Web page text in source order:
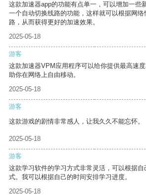
这款加速器app的功能有点单一，可以增加一些
一个自动切换线路的功能，这样就可以根据网
路，从而获得更好的加速效果。
2025-05-18
游客
这款加速器VPM应用程序可以给你提供最高速
助你在网络上自由移动。
2025-05-18
游客
这款游戏的剧情非常感人，让我久久不能忘怀。
2025-05-18
游客
这款学习软件的学习方式非常灵活，可以根据
式。我可以根据自己的时间安排学习进度。
2025-05-18